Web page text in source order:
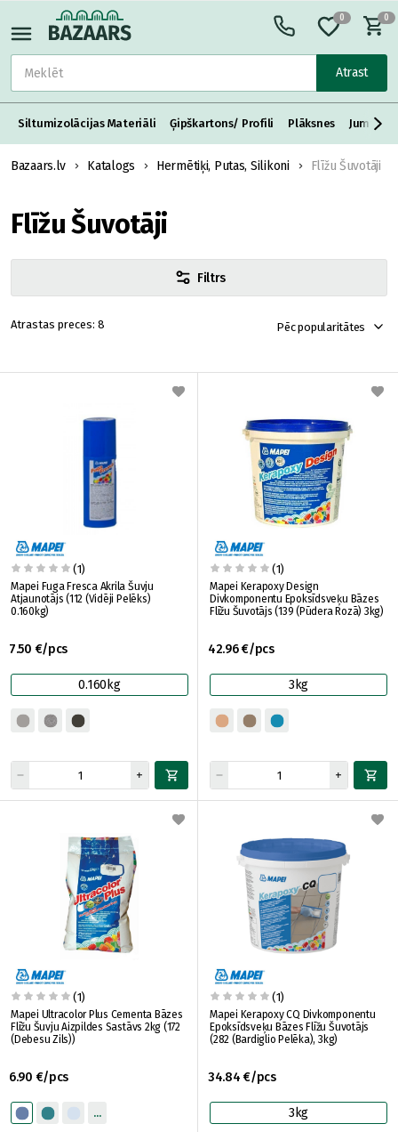
Atrast
0 0
Siltumizolācijas Materiāli Ģipškartons/ Profili Plāksnes Jumta
Bazaars.lv Katalogs Hermētiķi, Putas, Silikoni Flīžu Šuvotāji
Flīžu Šuvotāji
Filtrs
8 Pēc popularitātes
(1)
Mapei Fuga Fresca Akrila Šuvju
Atjaunotājs (112 (Vidēji Pelēks)
0.160kg)
7.50 €/pcs
0.160kg
(1)
Mapei Kerapoxy Design
Divkomponentu Epoksīdsveķu Bāzes
Flīžu Šuvotājs (139 (Pūdera Rozā) 3kg)
42.96 €/pcs
3kg
(1)
Mapei Ultracolor Plus Cementa Bāzes
Flīžu Šuvju Aizpildes Sastāvs 2kg (172
(Debesu Zils))
6.90 €/pcs
(1)
Mapei Kerapoxy CQ Divkomponentu
Epoksīdsveķu Bāzes Flīžu Šuvotājs
(282 (Bardiglio Pelēka), 3kg)
34.84 €/pcs
3kg